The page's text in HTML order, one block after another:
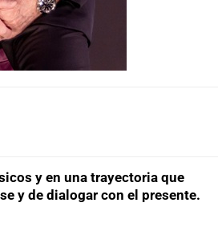
y en una trayectoria que
y de dialogar con el presente.